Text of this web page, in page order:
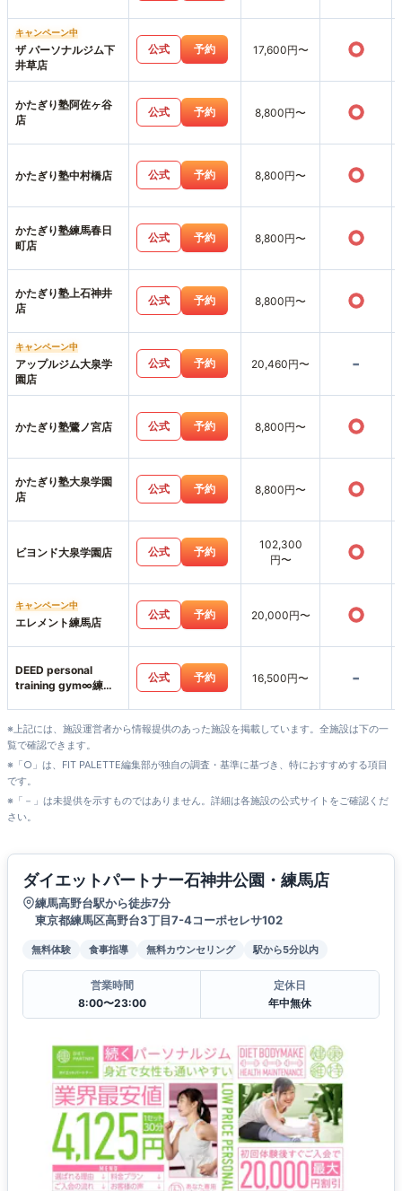
キャンペーン中
ザ パーソナルジム下
井草店
公式 予約 17,600円〜 ○
かたぎり塾阿佐ヶ谷
店
公式 予約 8,800円〜 ○
かたぎり塾中村橋店 公式 予約 8,800円〜 ○
かたぎり塾練馬春日
町店
公式 予約 8,800円〜 ○
かたぎり塾上石神井
店
公式 予約 8,800円〜 ○
キャンペーン中
アップルジム大泉学
園店
公式 予約 20,460円〜 -
かたぎり塾鷺ノ宮店 公式 予約 8,800円〜 ○
かたぎり塾大泉学園
店
公式 予約 8,800円〜 ○
ビヨンド大泉学園店 公式 予約
102,300
円〜
○
キャンペーン中
エレメント練馬店
公式 予約 20,000円〜 ○
DEED personal
training gym∞練馬
公式 予約 16,500円〜 -
※上記には、施設運営者から情報提供のあった施設を掲載しています。全施設は下の一
覧で確認できます。
※「○」は、FIT PALETTE編集部が独自の調査・基準に基づき、特におすすめする項目
です。
※「－」は未提供を示すものではありません。詳細は各施設の公式サイトをご確認くだ
さい。
ダイエットパートナー石神井公園・練馬店
練馬高野台駅から徒歩7分
東京都練馬区高野台3丁目7-4コーポセレサ102
無料体験 食事指導 無料カウンセリング 駅から5分以内
営業時間
8:00〜23:00
定休日
年中無休